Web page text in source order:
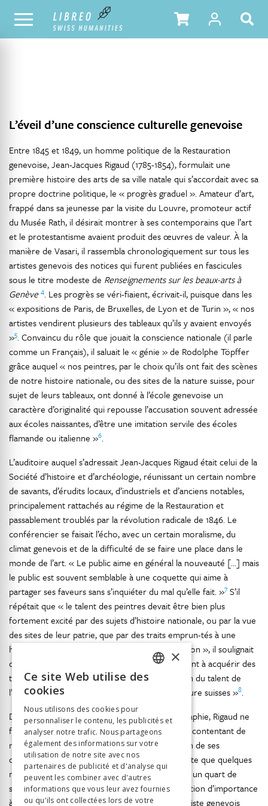
NOTRE CATALOGUE TABLE DES MATIÈRES
L’éveil d’une conscience culturelle genevoise
Entre 1845 et 1849, un homme politique de la Restauration
genevoise, Jean-Jacques Rigaud (1785-1854), formulait une
première histoire des arts de sa ville natale qui s’accordait avec sa
propre doctrine politique, le « progrès graduel ». Amateur d’art,
frappé dans sa jeunesse par la visite du Louvre, promoteur actif
du Musée Rath, il désirait montrer à ses contemporains que l’art
et le protestantisme avaient produit des œuvres de valeur. À la
manière de Vasari, il rassembla chronologiquement sur tous les
artistes genevois des notices qui furent publiées en fascicules
sous le titre modeste de Renseignements sur les beaux-arts à
Genève 4. Les progrès se véri-fiaient, écrivait-il, puisque dans les
« expositions de Paris, de Bruxelles, de Lyon et de Turin », « nos
artistes vendirent plusieurs des tableaux qu’ils y avaient envoyés
»5. Convaincu du rôle que jouait la conscience nationale (il parle
comme un Français), il saluait le « génie » de Rodolphe Töpffer
grâce auquel « nos peintres, par le choix qu’ils ont fait des scènes
de notre histoire nationale, ou des sites de la nature suisse, pour
sujet de leurs tableaux, ont donné à l’école genevoise un
caractère d’originalité qui repousse l’accusation souvent adressée
aux écoles naissantes, d’être une imitation servile des écoles
flamande ou italienne »6.
L’auditoire auquel s’adressait Jean-Jacques Rigaud était celui de la
Société d’histoire et d’archéologie, réunissant un certain nombre
de savants, d’érudits locaux, d’industriels et d’anciens notables,
principalement rattachés au régime de la Restauration et
passablement troublés par la révolution radicale de 1846. Le
conférencier se faisait l’écho, avec un certain moralisme, du
climat genevois et de la difficulté de se faire une place dans le
monde de l’art. « Le public aime en général la nouveauté […] mais
le public est souvent semblable à une coquette qui aime à
partager ses faveurs sans s’inquiéter du mal qu’elle fait. »7 S’il
répétait que « le talent des peintres devait être bien plus
fortement excité par des sujets d’histoire nationale, ou par la vue
des sites de leur patrie, que par des traits emprun-tés à une
histoire étrangère, ou à une nature de convention », il soulignait
que « les voyageurs qui visitent notre pays aiment à acquérir des
tableaux où ils retrouvent à la fois un échantillon du talent de
l’artiste et de souvenirs de l’histoire et de la nature suisses »8.
Dix ans après l’invention officielle de la photographie, Rigaud ne
fait pas une seule allusion à cette nouveauté, se contentant de
noter les progrès de la lithographie. La réédition de ses
conférences en un volume, en 1876, ne comporte que quelques
notes additives insignifiantes, comme si pendant un quart de
siècle, il convenait de n’apporter aucune correction d’importance
à son tableau. Son portrait, lithographié par l’artiste genevois
ITALIAN
×
Ce site Web utilise des
cookies
Nous utilisons des cookies pour
personnaliser le contenu, les publicités et
analyser notre trafic. Nous partageons
également des informations sur votre
utilisation de notre site avec nos
partenaires de publicité et d'analyse qui
peuvent les combiner avec d'autres
informations que vous leur avez fournies
ou qu'ils ont collectées lors de votre